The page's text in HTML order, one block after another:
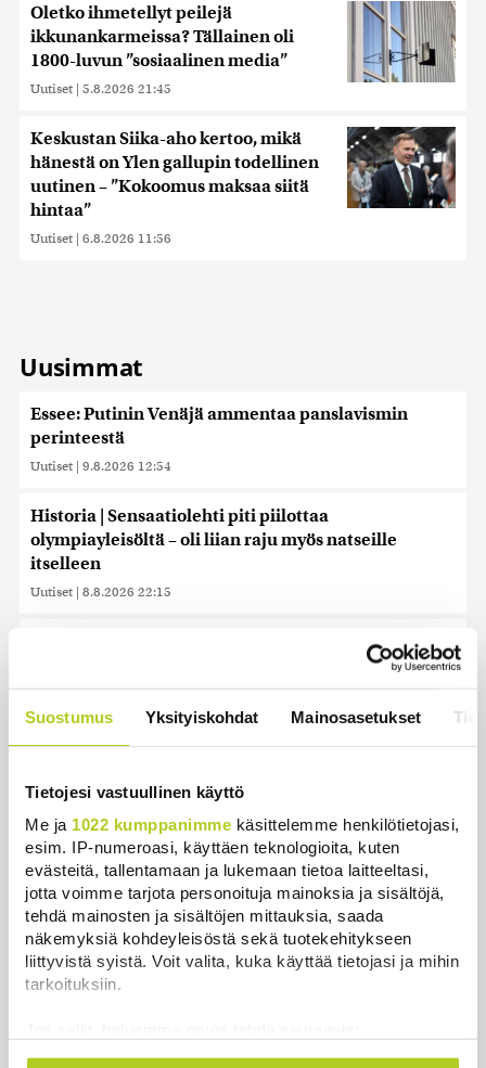
Suostumus Yksityiskohdat Mainosasetukset
Tietojesi vastuullinen käyttö
Me ja 1022 kumppanimme käsittelemme henkilötietojasi,
esim. IP-numeroasi, käyttäen teknologioita, kuten
evästeitä, tallentamaan ja lukemaan tietoa laitteeltasi,
jotta voimme tarjota personoituja mainoksia ja sisältöjä,
tehdä mainosten ja sisältöjen mittauksia, saada
näkemyksiä kohdeyleisöstä sekä tuotekehitykseen
liittyvistä syistä. Voit valita, kuka käyttää tietojasi ja mihin
tarkoituksiin.
Kerätä tietoja maantieteellisestä sijainnistasi,
Oletko ihmetellyt peilejä
ikkunankarmeissa? Tällainen oli
1800-luvun ”sosiaalinen media”
Uutiset | 5.8.2026 21:45
Keskustan Siika-aho kertoo, mikä
hänestä on Ylen gallupin todellinen
uutinen – ”Kokoomus maksaa siitä
hintaa”
Uutiset | 6.8.2026 11:56
Uusimmat
Essee: Putinin Venäjä ammentaa panslavismin
perinteestä
Uutiset | 9.8.2026 12:54
Historia | Sensaatiolehti piti piilottaa
olympiayleisöltä – oli liian raju myös natseille
itselleen
Uutiset | 8.8.2026 22:15
Helle kurittaa Pohjois-Koreaa – valtionmedia
Uutiset | 8.8.2026 22:06
WSJ: Saksassa löytynyt drooni oli todennäköisesti
Uutiset | 8.8.2026 16:19
Sikarutto tuo metsästysrajoituksia – vilkkain
metsästyskausi käynnistyy Suomessa
Uutiset | 8.8.2026 15:00
Bulgariassa on räjähtänyt drooni lähellä Romanian
rajaa